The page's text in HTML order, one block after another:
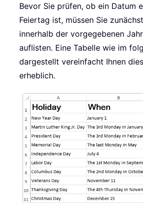
Bevor Sie prüfen, ob ein Datum
Feiertag ist, müssen Sie
innerhalb der vorgegebenen
auflisten. Eine Tabelle wie im
dargestellt vereinfacht Ihnen
erheblich.